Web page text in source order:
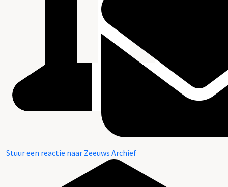
Stuur een reactie naar Zeeuws Archief